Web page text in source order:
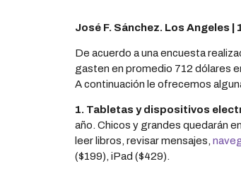
José F. Sánchez. Los Angeles |
De acuerdo a una encuesta
gasten en promedio 712 dólares
A continuación le ofrecemos
1. Tabletas y dispositivos
año. Chicos y grandes quedarán
leer libros, revisar mensajes,
($199), iPad ($429).